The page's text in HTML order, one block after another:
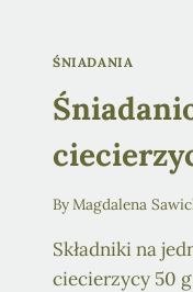
ŚNIADANIA
ByMagdalena
Składniki na
ciecierzycy 50